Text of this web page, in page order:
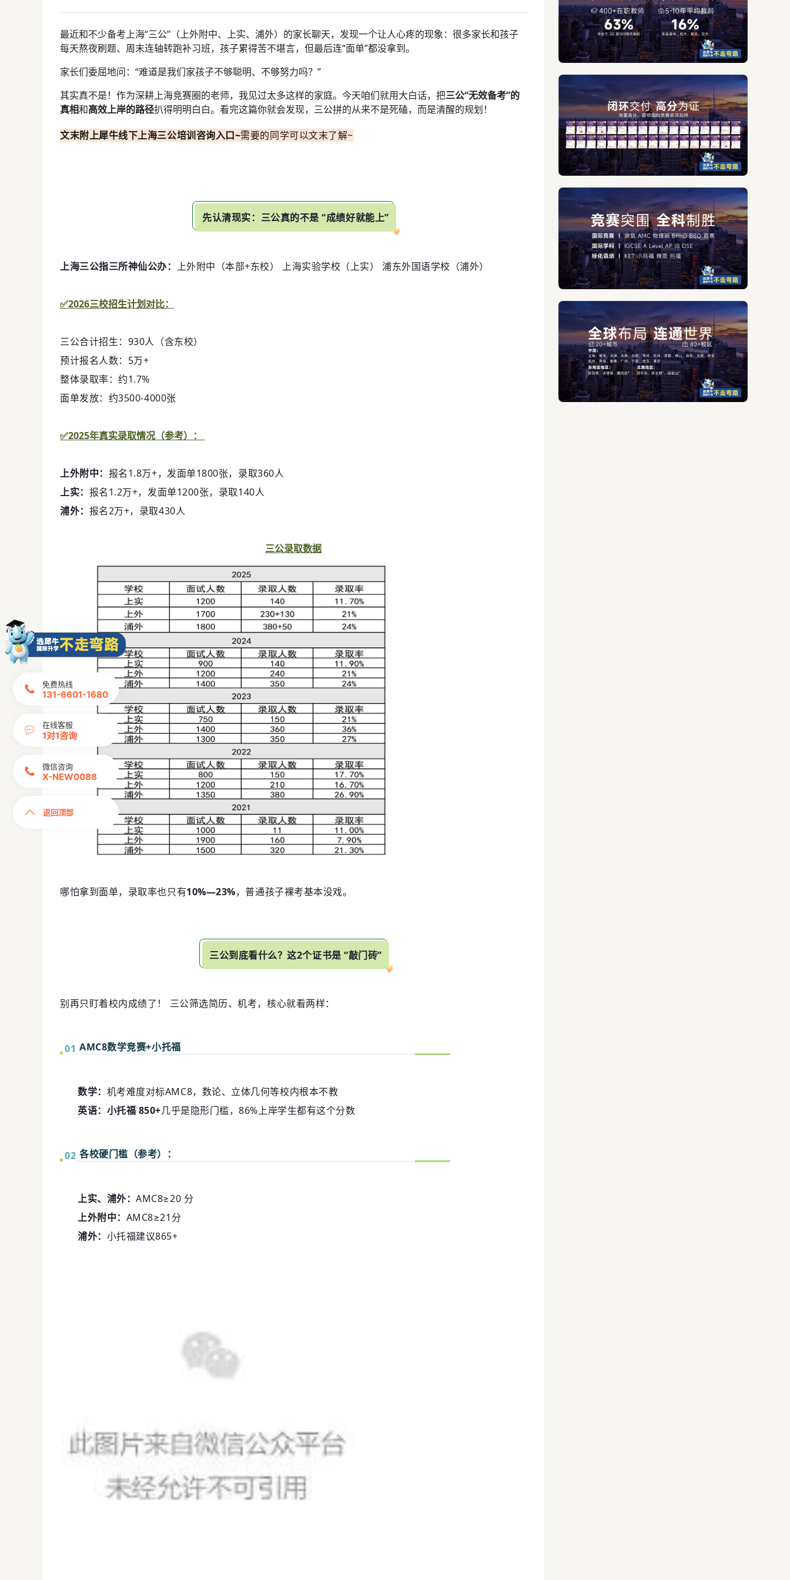
最近和不少备考上海“三公”（上外附中、上实、浦外）的家长聊天，发现一个让人心疼的现象：很多家长和孩子
每天熬夜刷题、周末连轴转跑补习班，孩子累得苦不堪言，但最后连“面单”都没拿到。
家长们委屈地问：“难道是我们家孩子不够聪明、不够努力吗？”
其实真不是！作为深耕上海竞赛圈的老师，我见过太多这样的家庭。今天咱们就用大白话，把三公“无效备考”的
真相和高效上岸的路径扒得明明白白。看完这篇你就会发现，三公拼的从来不是死磕，而是清醒的规划！
文末附上犀牛线下上海三公培训 咨询入口~需要的同学可以文末了解~
先认清现实：三公真的不是 “成绩好就能上”
上海三公指三所神仙公办： 上外附中（本部+东校） 上海实验学校（上实） 浦东外国语学校（浦外）
✅2026三校招生计划对比：
三公合计招生：930人（含东校）
预计报名人数：5万+
整体录取率：约1.7%
面单发放：约3500-4000张
✅2025年真实录取情况（参考）：
上外附中： 报名1.8万+，发面单1800张，录取360人
上实： 报名1.2万+，发面单1200张，录取140人
浦外： 报名2万+，录取430人
三公录取数据
哪怕拿到面单，录取率也只有10%—23%，普通孩子裸考基本没戏。
三公到底看什么？这2个证书是 “敲门砖”
别再只盯着校内成绩了！ 三公筛选简历、机考，核心就看两样：
01 AMC8数学竞赛+小托福
数学： 机考难度对标AMC8，数论、立体几何等校内根本不教
英语： 小托福 850+几乎是隐形门槛，86%上岸学生都有这个分数
02 各校硬门槛（参考）：
上实、浦外：AMC8≥20 分
上外附中： AMC8≥21分
浦外： 小托福建议865+
免费热线
131-6601-1680
在线客服
1对1咨询
微信咨询
X-NEW0088
返回顶部